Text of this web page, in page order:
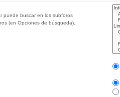
puede buscar en los subforos
(en Opciones de búsqueda).